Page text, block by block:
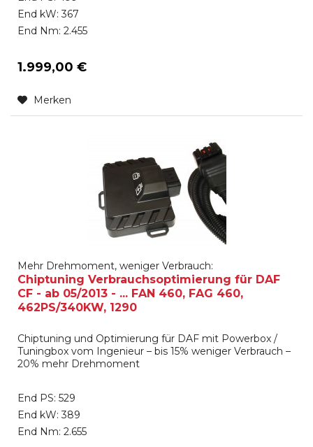
End kW: 367
End Nm: 2.455
1.999,00 €
Merken
Mehr Drehmoment, weniger Verbrauch:
Chiptuning Verbrauchsoptimierung für DAF
CF - ab 05/2013 - ... FAN 460, FAG 460,
462PS/340KW, 1290
Chiptuning und Optimierung für DAF mit Powerbox /
Tuningbox vom Ingenieur – bis 15% weniger Verbrauch –
20% mehr Drehmoment
End PS: 529
End kW: 389
End Nm: 2.655